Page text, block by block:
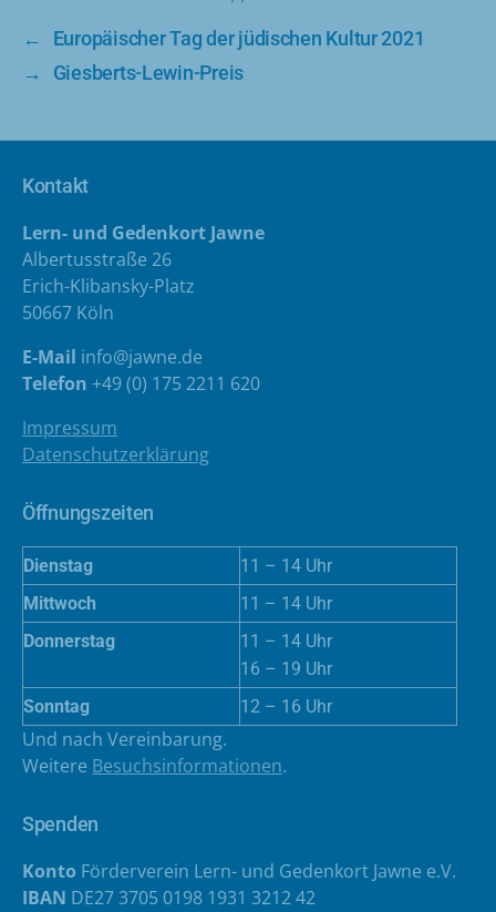
←
Europäischer Tag der jüdischen Kultur 2021
→
Giesberts-Lewin-Preis
Kontakt
Lern- und Gedenkort Jawne
Albertusstraße 26
Erich-Klibansky-Platz
50667 Köln
E-Mail info@jawne.de
Telefon +49 (0) 175 2211 620
Impressum
Datenschutzerklärung
Öffnungszeiten
Dienstag
11 – 14 Uhr
Mittwoch
11 – 14 Uhr
Donnerstag
11 – 14 Uhr
16 – 19 Uhr
Sonntag
12 – 16 Uhr
Und nach Vereinbarung.
Weitere Besuchsinformationen.
Spenden
Konto Förderverein Lern- und Gedenkort Jawne e.V.
IBAN DE27 3705 0198 1931 3212 42